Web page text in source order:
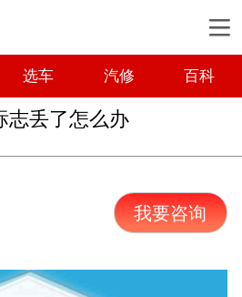
选车 汽修 百科
志丢了怎么办
我要咨询